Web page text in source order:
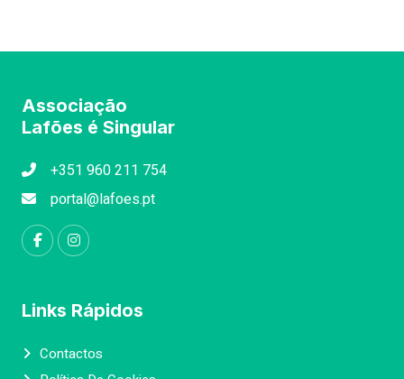
Associação
Lafões é Singular
+351 960 211 754
portal@lafoes.pt
Links Rápidos
Contactos